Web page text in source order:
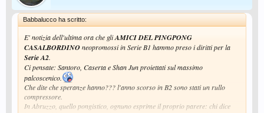
Babbalucco ha scritto:
E' notizia dell'ultima ora che gliAMICI DEL PINGPONG
CASALBORDINOneopromossi in Serie B1 hammo preso i diritti per la
Serie A2.
Ci pensate: Santoro, Caserta e Shan Jun proiettati sul massimo
palcoscenico.
Che dite che speranze hanno??? l'anno scorso in B2 sono stati un rullo
compressore.
In Abruzzo, quello pongistico, ognuno esprime il proprio parere: chi dice